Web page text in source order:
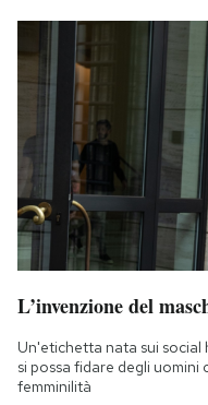
L’invenzione del
Un'etichetta nata sui
si possa fidare degli uomini
femminilità